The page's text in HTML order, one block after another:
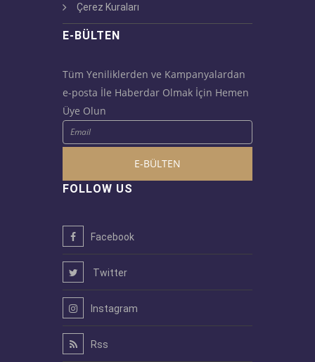
Çerez Kuraları
E-BÜLTEN
Tüm Yeniliklerden ve Kampanyalardan
e-posta İle Haberdar Olmak İçin Hemen
Üye Olun
E-BÜLTEN
FOLLOW US
Facebook
Twitter
Instagram
Rss